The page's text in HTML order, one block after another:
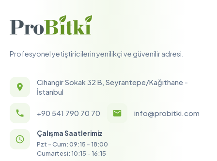
Profesyonel yetiştiricilerin yenilikçi ve güvenilir adresi.
Cihangir Sokak 32 B, Seyrantepe/Kağıthane -
İstanbul
+90 541 790 70 70 info@probitki.com
Çalışma Saatlerimiz
Pzt - Cum: 09:15 - 18:00
Cumartesi: 10:15 - 16:15